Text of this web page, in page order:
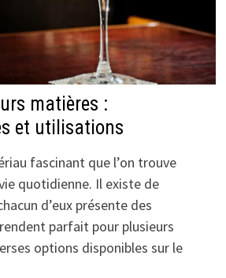
matières :
et utilisations
fascinant que l’on trouve
quotidienne. Il existe de
d’eux présente des
parfait pour plusieurs
options disponibles sur le